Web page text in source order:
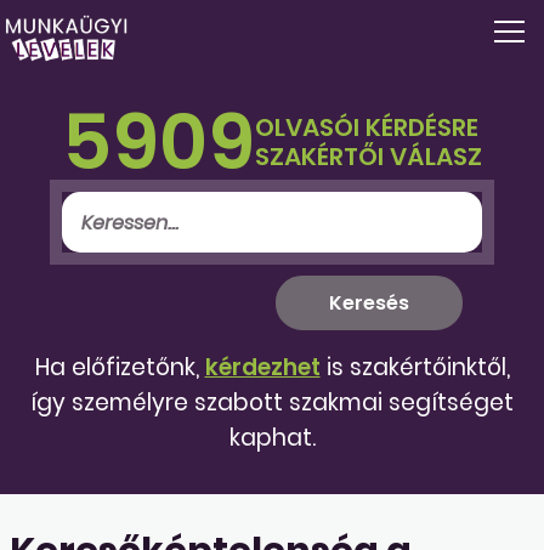
5909OLVASÓI KÉRDÉSRE
SZAKÉRTŐI VÁLASZ
Ha előfizetőnk, kérdezhet is szakértőinktől,
így személyre szabott szakmai segítséget
kaphat.